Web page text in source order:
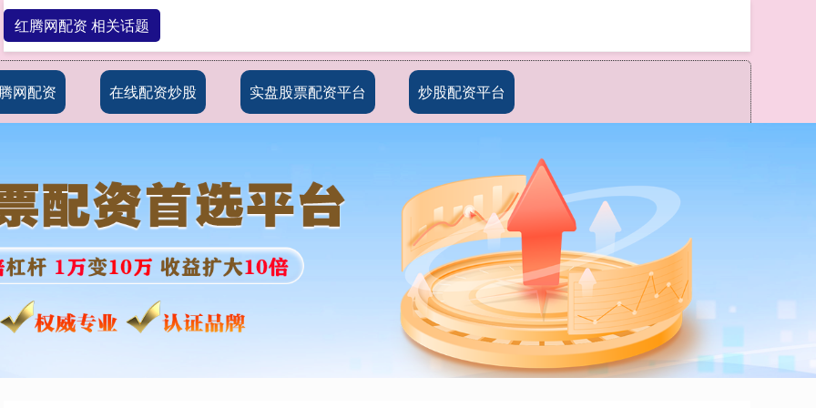
网配资 在线配资炒股 实盘股票配资平台 炒股配资平台
红腾网配资 相关话题